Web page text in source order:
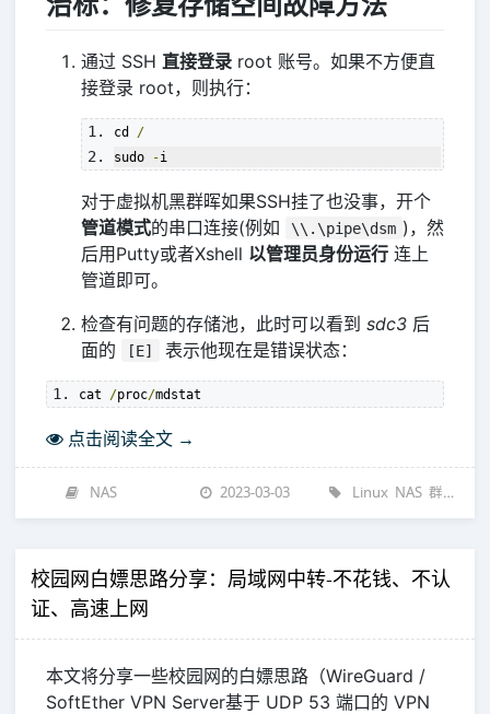
通过 SSH 直接登录 root 账号。如果不方便直
接登录 root，则执行：
cd /
sudo
-i
对于虚拟机黑群晖如果SSH挂了也没事，开个
管道模式的串口连接(例如 \\.\pipe\dsm )，然
后用Putty或者Xshell 以管理员身份运行 连上
管道即可。
检查有问题的存储池，此时可以看到 sdc3 后
面的
[E] 表示他现在是错误状态：
cat /proc/mdstat
点击阅读全文 →
NAS 2023-03-03 Linux NAS 群晖
校园网白嫖思路分享：局域网中转-不花钱、不认
证、高速上网
本文将分享一些校园网的白嫖思路（WireGuard /
SoftEther VPN Server基于 UDP 53 端口的 VPN